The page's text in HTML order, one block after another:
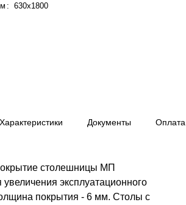
: 630x1800
Характеристики Документы Оплата
столешницы МП
увеличения эксплуатационного
покрытия - 6 мм. Столы с